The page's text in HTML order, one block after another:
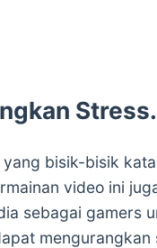
Stress.
bisik-bisik
video ini
sebagai gamers
mengurangkan